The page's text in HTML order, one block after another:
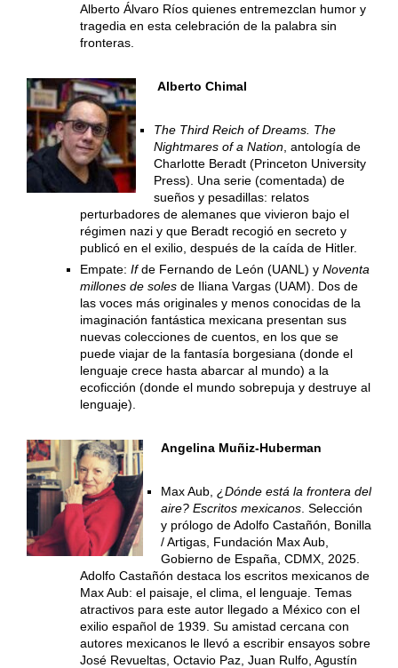
Alberto Álvaro Ríos quienes entremezclan humor y
tragedia en esta celebración de la palabra sin
fronteras.
Alberto Chimal
The Third Reich of Dreams. The
Nightmares of a Nation, antología de
Charlotte Beradt (Princeton University
Press). Una serie (comentada) de
sueños y pesadillas: relatos
perturbadores de alemanes que vivieron bajo el
régimen nazi y que Beradt recogió en secreto y
publicó en el exilio, después de la caída de Hitler.
Empate: Ifde Fernando de León (UANL) y Noventa
millones de solesde Iliana Vargas (UAM). Dos de
las voces más originales y menos conocidas de la
imaginación fantástica mexicana presentan sus
nuevas colecciones de cuentos, en los que se
puede viajar de la fantasía borgesiana (donde el
lenguaje crece hasta abarcar al mundo) a la
ecoficción (donde el mundo sobrepuja y destruye al
lenguaje).
Angelina Muñiz-Huberman
Max Aub, ¿Dónde está la frontera del
aire? Escritos mexicanos. Selección
y prólogo de Adolfo Castañón, Bonilla
/ Artigas, Fundación Max Aub,
Gobierno de España, CDMX, 2025.
Adolfo Castañón destaca los escritos mexicanos de
Max Aub: el paisaje, el clima, el lenguaje. Temas
atractivos para este autor llegado a México con el
exilio español de 1939. Su amistad cercana con
autores mexicanos le llevó a escribir ensayos sobre
José Revueltas, Octavio Paz, Juan Rulfo, Agustín